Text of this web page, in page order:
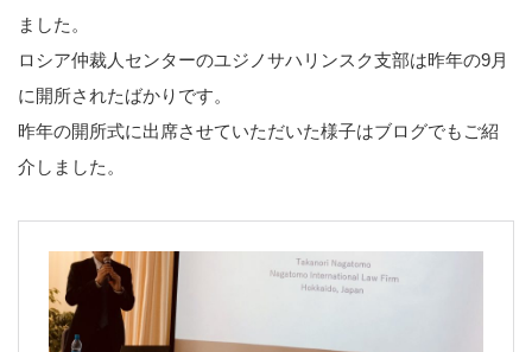
ました。
ロシア仲裁人センターのユジノサハリンスク支部は昨年の9月
に開所されたばかりです。
昨年の開所式に出席させていただいた様子はブログでもご紹
介しました。